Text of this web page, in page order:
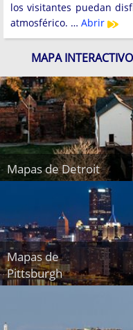
los visitantes puedan
atmosférico. … Abrir
MAPA
Mapas de Detroit
Mapas de
Pittsburgh